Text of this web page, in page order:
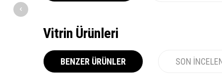
Vitrin Ürünleri
BENZER ÜRÜNLER SON